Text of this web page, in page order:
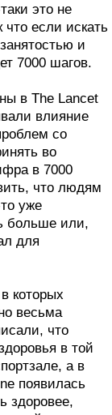
это не
если искать
и
7000 шагов.
в The Lancet
влияние
со
во
в 7000
что людям
уже
больше или,
для
которых
весьма
что
в той
а в
появилась
здоровее,